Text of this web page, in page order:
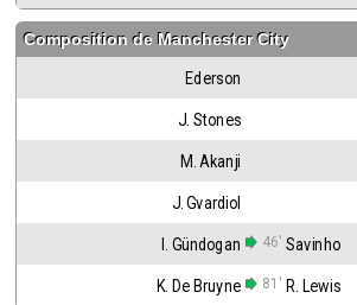
Composition de Manchester City
Ederson
J. Stones
M. Akanji
J. Gvardiol
I. Gündogan 46' Savinho
K. De Bruyne 81' R. Lewis